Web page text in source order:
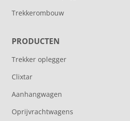
Trekkerombouw
PRODUCTEN
Trekker oplegger
Clixtar
Aanhangwagen
Oprijvrachtwagens